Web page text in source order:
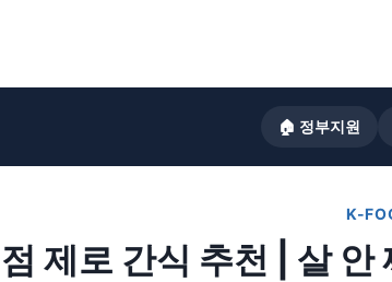
🏠 정부지원
K-
제로 간식 추천 | 살